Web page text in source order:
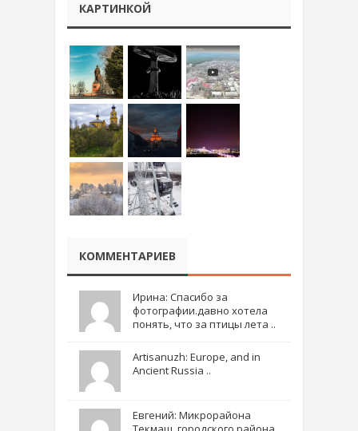
КАРТИНКОЙ
КОММЕНТАРИЕВ
Ирина: Спасибо за
фотографии.давно хотела
понять, что за птицы лета ..
Artisanuzh: Europe, and in
Ancient Russia ..
Евгений: Микрорайона